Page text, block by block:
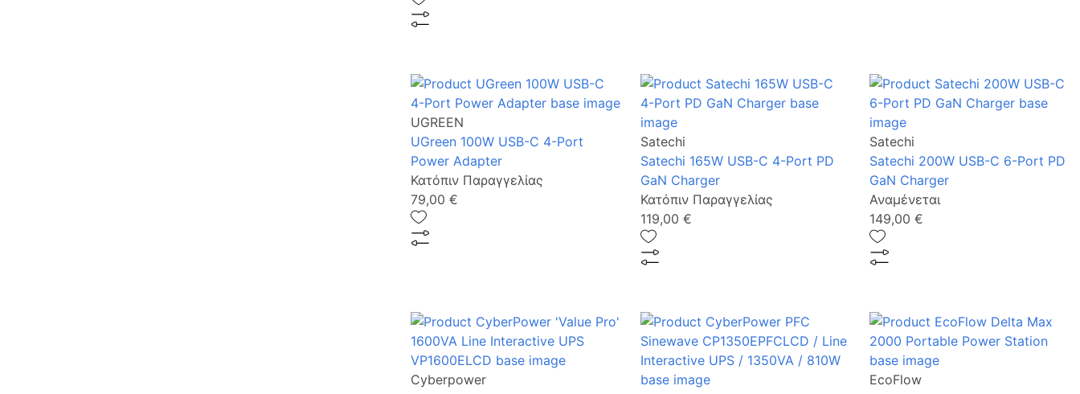
UGREEN
UGreen 100W USB-C 4-Port
Power Adapter
Κατόπιν Παραγγελίας
79,00 €
Satechi
Satechi 165W USB-C 4-Port PD
GaN Charger
Κατόπιν Παραγγελίας
119,00 €
Satechi
Satechi 200W USB-C 6-Port PD
GaN Charger
Αναμένεται
149,00 €
Cyberpower
EcoFlow